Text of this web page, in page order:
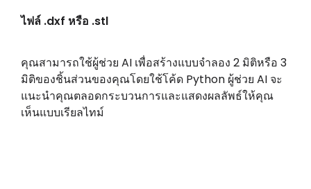
ไฟล์ .dxf หรือ .stl
คุณสามารถใช้ผู้ช่วย AI เพื่อสร้างแบบจำลอง 2 มิติหรือ 3
มิติของชิ้นส่วนของคุณโดยใช้โค้ด Python ผู้ช่วย AI จะ
แนะนำคุณตลอดกระบวนการและแสดงผลลัพธ์ให้คุณ
เห็นแบบเรียลไทม์